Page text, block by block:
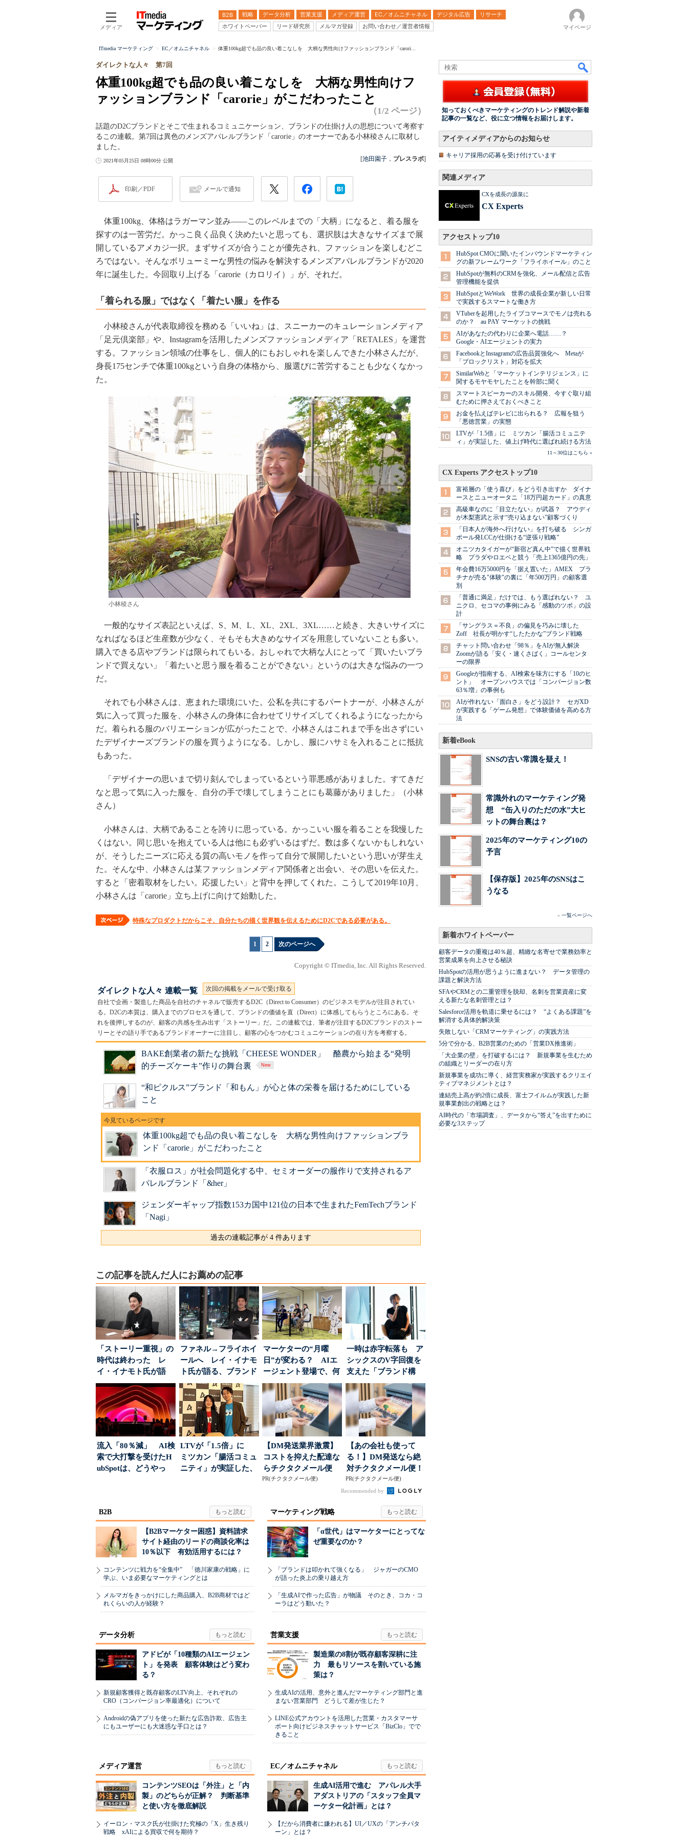
メディア
B2B 戦略 データ分析 営業支援 メディア運営 EC／オムニチャネル デジタル広告
リサーチ
ホワイトペーパー
リード研究所 メルマガ登録 お問い合わせ／運営者情報 マイページ
ITmedia マーケティング EC／オムニチャネル 体重100kg超でも品の良い着こなしを 大柄な男性向けファッションブランド「carori...
体重100kg超でも品の良い着こなしを 大柄な男性向けフ
ァッションブランド「carorie」がこだわったこと
ダイレクトな人々 第7回
（1/2 ページ）
話題のD2Cブランドとそこで生まれるコミュニケーション、ブランドの仕掛け人の思想について考察す
るこの連載。第7回は異色のメンズアパレルブランド「carorie」のオーナーである小林稜さんに取材し
ました。
2021年05月25日 08時00分 公開 [池田園子 ， プレスラボ]
印刷／PDF メールで通知
体重100kg、体格はラガーマン並み――このレベルまでの「大柄」になると、着る服を
探すのは一苦労だ。かっこ良く品良く決めたいと思っても、選択肢は大きなサイズまで展
開しているアメカジ一択。まずサイズが合うことが優先され、ファッションを楽しむどこ
ろではない。そんなボリューミーな男性の悩みを解決するメンズアパレルブランドが2020
年に誕生した。今回取り上げる「carorie（カロリイ）」が、それだ。
「着られる服」ではなく「着たい服」を作る
小林稜さんが代表取締役を務める「いいね」は、スニーカーのキュレーションメディア
「足元倶楽部」や、Instagramを活用したメンズファッションメディア「RETALES」を運営
する。ファッション領域の仕事をし、個人的にもおしゃれを楽しんできた小林さんだが、
身長175センチで体重100kgという自身の体格から、服選びに苦労することも少なくなかっ
た。
小林稜さん
一般的なサイズ表記といえば、S、M、L、XL、2XL、3XL……と続き、大きいサイズに
なればなるほど生産数が少なく、そもそも大きめなサイズを用意していないことも多い。
購入できる店やブランドは限られてもいる。おしゃれで大柄な人にとって「買いたいブラ
ンドで買えない」「着たいと思う服を着ることができない」というのは大きな悩みの一つ
だ。
それでも小林さんは、恵まれた環境にいた。公私を共にするパートナーが、小林さんが
気に入って買った服を、小林さんの身体に合わせてリサイズしてくれるようになったから
だ。着られる服のバリエーションが広がったことで、小林さんはこれまで手を出さずにい
たデザイナーズブランドの服を買うようになる。しかし、服にハサミを入れることに抵抗
もあった。
「デザイナーの思いまで切り刻んでしまっているという罪悪感がありました。すてきだ
なと思って気に入った服を、自分の手で壊してしまうことにも葛藤がありました」（小林
さん）
小林さんは、大柄であることを誇りに思っている。かっこいい服を着ることを我慢した
くはない。同じ思いを抱えている人は他にも必ずいるはずだ。数は多くないかもしれない
が、そうしたニーズに応える質の高いモノを作って自分で展開したいという思いが芽生え
た。そんな中、小林さんは某ファッションメディア関係者と出会い、その思いを伝えた。
すると「密着取材をしたい。応援したい」と背中を押してくれた。こうして2019年10月、
小林さんは「carorie」立ち上げに向けて始動した。
特殊なプロダクトだからこそ、自分たちの描く世界観を伝えるためにD2Cである必要がある。
1 2 次のページへ
Copyright © ITmedia, Inc. All Rights Reserved.
ダイレクトな人々 連載一覧
次回の掲載をメールで受け取る
自社で企画・製造した商品を自社のチャネルで販売するD2C（Direct to Consumer）のビジネスモデルが注目されてい
る。D2Cの本質は、購入までのプロセスを通して、ブランドの価値を直（Direct）に体感してもらうところにある。そ
れを後押しするのが、顧客の共感を生み出す「ストーリー」だ。この連載では、筆者が注目するD2Cブランドのストー
リーとその語り手であるブランドオーナーに注目し、顧客の心をつかむコミュニケーションの在り方を考察する。
BAKE創業者の新たな挑戦「CHEESE WONDER」 酪農から始まる“発明
的チーズケーキ”作りの舞台裏
“和ピクルス”ブランド「和もん」が心と体の栄養を届けるためにしている
こと
体重100kg超でも品の良い着こなしを 大柄な男性向けファッションブラ
ンド「carorie」がこだわったこと
「衣服ロス」が社会問題化する中、セミオーダーの服作りで支持されるア
パレルブランド「&her」
ジェンダーギャップ指数153カ国中121位の日本で生まれたFemTechブランド
「Nagi」
過去の連載記事が 4 件あります
この記事を読んだ人にお薦めの記事
「ストーリー重視」の
時代は終わった レ
イ・イナモト氏が語
る、信頼を軸にしたブ
ラン...
ファネル→フライホイ
ールへ レイ・イナモ
ト氏が語る、ブランド
が「信頼」を得るた
め...
マーケターの“月曜
日”が変わる？ AIエ
ージェント登場で、何
が起きるか
一時は赤字転落も ア
シックスのV字回復を
支えた「ブランド構
築」の考え方
流入「80％減」 AI検
索で大打撃を受けたH
ubSpotは、どうやっ
LTVが「1.5倍」に
ミツカン「腸活コミュ
ニティ」が実証した、
【DM発送業界激震】
コストを抑えた配達な
らチクタクメール便
PR(チクタクメール便)
【あの会社も使って
る！】DM発送なら絶
対チクタクメール便！
PR(チクタクメール便)
Recommended by
B2B
【B2Bマーケター困惑】資料請求
サイト経由のリードの商談化率は
10％以下 有効活用するには？
コンテンツに戦力を“全集中” 「徳川家康の戦略」に
学ぶ、いま必要なマーケティングとは
メルマガをきっかけにした商品購入、B2B商材ではど
れくらいの人が経験？
マーケティング戦略
「α世代」はマーケターにとってな
ぜ重要なのか？
「ブランドは叩かれて強くなる」 ジャガーのCMO
が語った炎上の乗り越え方
「生成AIで作った広告」が物議 そのとき、コカ・コ
ーラはどう動いた？
データ分析
アドビが「10種類のAIエージェン
ト」を発表 顧客体験はどう変わ
る？
新規顧客獲得と既存顧客のLTV向上、それぞれの
CRO（コンバージョン率最適化）について
Androidの偽アプリを使った新たな広告詐欺、広告主
にもユーザーにも大迷惑な手口とは？
営業支援
製造業の8割が既存顧客深耕に注
力 最もリソースを割いている施
策は？
生成AIの活用、意外と進んだマーケティング部門と進
まない営業部門 どうして差が生じた？
LINE公式アカウントを活用した営業・カスタマーサ
ポート向けビジネスチャットサービス「BizClo」でで
きること
メディア運営
コンテンツSEOは「外注」と「内
製」のどちらが正解？ 判断基準
と使い方を徹底解説
イーロン・マスク氏が仕掛けた究極の「X」生き残り
戦略 xAIによる買収で何を期待？
EC／オムニチャネル
生成AI活用で進む アパレル大手
アダストリアの「スタッフ全員マ
ーケター化計画」とは？
【だから消費者に嫌われる】UI／UXの「アンチパタ
ーン」とは？
知っておくべきマーケティングのトレンド解説や新着
記事の一覧など、役に立つ情報をお届けします。
アイティメディアからのお知らせ
キャリア採用の応募を受け付けています
関連メディア
CXを成長の源泉に
CX Experts
アクセストップ10
HubSpot CMOに聞いたインバウンドマーケティン
グの新フレームワーク「フライホイール」のこと
HubSpotが無料のCRMを強化、メール配信と広告
管理機能を提供
HubSpotとWeWork 世界の成長企業が新しい日常
で実践するスマートな働き方
VTuberを起用したライブコマースでモノは売れる
のか？ au PAY マーケットの挑戦
AIがあなたの代わりに企業へ電話……？
Google・AIエージェントの実力
FacebookとInstagramの広告品質強化へ Metaが
「ブロックリスト」対応を拡大
SimilarWebと「マーケットインテリジェンス」に
関するモヤモヤしたことを幹部に聞く
スマートスピーカーのスキル開発、今すぐ取り組
むために押さえておくべきこと
お金を払えばテレビに出られる？ 広報を狙う
「悪徳営業」の実態
LTVが「1.5倍」に ミツカン「腸活コミュニテ
ィ」が実証した、値上げ時代に選ばれ続ける方法
11～30位はこちら »
CX Experts アクセストップ10
富裕層の「使う喜び」をどう引き出すか ダイナ
ースとニューオータニ「18万円超カード」の真意
高級車なのに「目立たない」が武器？ アウディ
が木梨憲武と示す“売り込まない”顧客づくり
「日本人が海外へ行けない」を打ち破る シンガ
ポール発LCCが仕掛ける“逆張り戦略”
オニツカタイガーが“新宿ど真ん中”で描く世界戦
略 プラダやロエベと競う「売上1365億円の先」
年会費16万5000円を「据え置いた」AMEX プラ
チナが売る"体験"の裏に「年500万円」の顧客選
別
「普通に満足」だけでは、もう選ばれない？ ユ
ニクロ、セコマの事例にみる「感動のツボ」の設
計
「サングラス＝不良」の偏見を巧みに壊した
Zoff 社長が明かす“したたかな”ブランド戦略
チャット問い合わせ「98％」をAIが無人解決
Zoomが語る「安く・速くさばく」コールセンタ
ーの限界
Googleが指南する、AI検索を味方にする「10のヒ
ント」 オープンハウスでは「コンバージョン数
63％増」の事例も
AIが作れない「面白さ」をどう設計？ セガXD
が実践する「ゲーム発想」で体験価値を高める方
法
新着eBook
SNSの古い常識を疑え！
常識外れのマーケティング発
想 “缶入りのただの水”大ヒ
ットの舞台裏は？
2025年のマーケティング10の
予言
【保存版】2025年のSNSはこ
うなる
» 一覧ページへ
新着ホワイトペーパー
顧客データの重複は40％超、精緻な名寄せで業務効率と
営業成果を向上させる秘訣
HubSpotの活用が思うように進まない？ データ管理の
課題と解決方法
SFAやCRMとの二重管理を脱却、名刺を営業資産に変
える新たな名刺管理とは？
Salesforce活用を軌道に乗せるには？ “よくある課題”を
解消する具体的解決策
失敗しない「CRMマーケティング」の実践方法
5分で分かる、B2B営業のための「営業DX推進術」
「大企業の壁」を打破するには？ 新規事業を生むため
の組織とリーダーの在り方
新規事業を成功に導く、経営実務家が実践するクリエイ
ティブマネジメントとは？
連結売上高が約2倍に成長、富士フイルムが実践した新
規事業創出の戦略とは？
AI時代の「市場調査」、データから“答え”を出すために
必要な3ステップ